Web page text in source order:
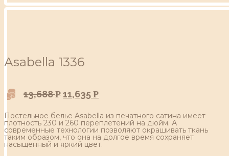
Аsabella 1336
13,688Р 11,635 Р
Постельное белье Asabella из печатного сатина имеет
плотность 230 и 260 переплетений на дюйм. А
современные технологии позволяют окрашивать ткань
таким образом, что она на долгое время сохраняет
насыщенный и яркий цвет.